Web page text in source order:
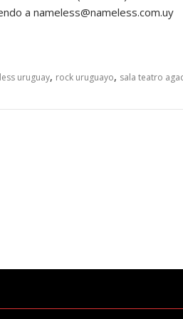
a nameless@nameless.com.uy
uruguay, rock uruguayo, sala teatro